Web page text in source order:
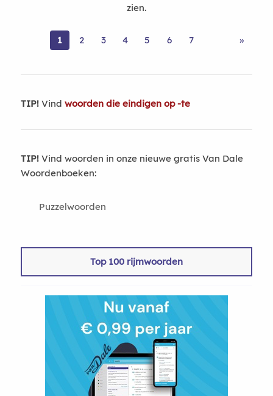
zien.
1 2 3 4 5 6 7 »
TIP!Vind woorden die eindigen op -te
TIP!Vind woorden in onze nieuwe gratis Van Dale
Woordenboeken:
Puzzelwoorden
Top 100 rijmwoorden